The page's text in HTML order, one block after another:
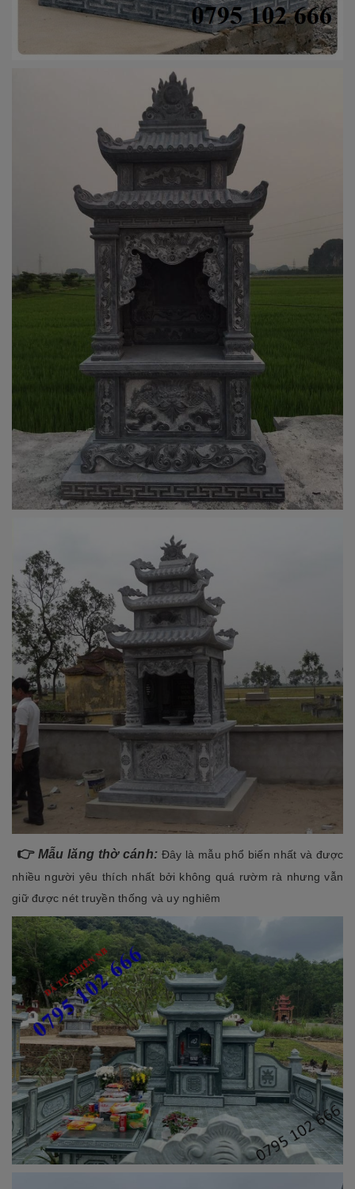
👉Mẫu lăng thờ cánh: Đây là mẫu phổ biến nhất và được
nhiều người yêu thích nhất bởi không quá rườm rà nhưng vẫn
giữ được nét truyền thống và uy nghiêm